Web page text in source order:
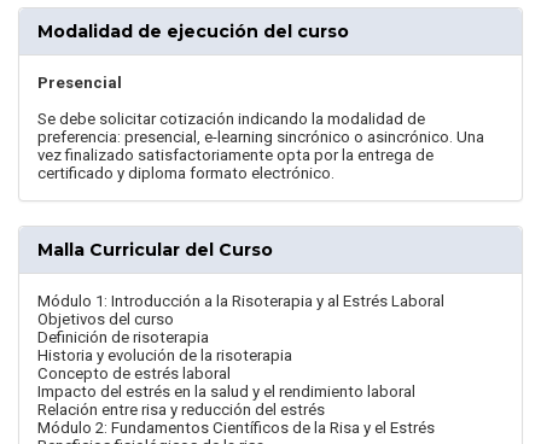
Modalidad de ejecución del curso
Presencial
Se debe solicitar cotización indicando la modalidad de
preferencia: presencial, e-learning sincrónico o asincrónico. Una
vez finalizado satisfactoriamente opta por la entrega de
certificado y diploma formato electrónico.
Malla Curricular del Curso
Módulo 1: Introducción a la Risoterapia y al Estrés Laboral
Objetivos del curso
Definición de risoterapia
Historia y evolución de la risoterapia
Concepto de estrés laboral
Impacto del estrés en la salud y el rendimiento laboral
Relación entre risa y reducción del estrés
Módulo 2: Fundamentos Científicos de la Risa y el Estrés